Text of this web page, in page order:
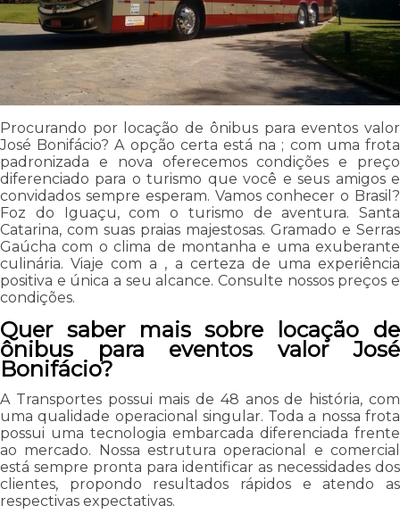
Procurando por locação de ônibus para eventos valor
José Bonifácio? A opção certa está na ; com uma frota
padronizada e nova oferecemos condições e preço
diferenciado para o turismo que você e seus amigos e
convidados sempre esperam. Vamos conhecer o Brasil?
Foz do Iguaçu, com o turismo de aventura. Santa
Catarina, com suas praias majestosas. Gramado e Serras
Gaúcha com o clima de montanha e uma exuberante
culinária. Viaje com a , a certeza de uma experiência
positiva e única a seu alcance. Consulte nossos preços e
condições.
Quer saber mais sobre locação de
ônibus para eventos valor José
Bonifácio?
A Transportes possui mais de 48 anos de história, com
uma qualidade operacional singular. Toda a nossa frota
possui uma tecnologia embarcada diferenciada frente
ao mercado. Nossa estrutura operacional e comercial
está sempre pronta para identificar as necessidades dos
clientes, propondo resultados rápidos e atendo as
respectivas expectativas.